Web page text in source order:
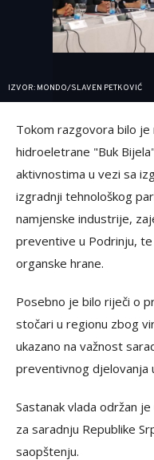
IZVOR: MONDO/SLAVEN PETKOVIĆ
Tokom razgovora bilo
hidroeletrane "Buk
aktivnostima u vezi sa
izgradnji tehnološkog
namjenske industrije,
preventive u Podrinju,
organske hrane.
Posebno je bilo riječi o
stočari u regionu zbog
ukazano na važnost
preventivnog djelovanja
Sastanak vlada održan
za saradnju Republike
saopštenju.